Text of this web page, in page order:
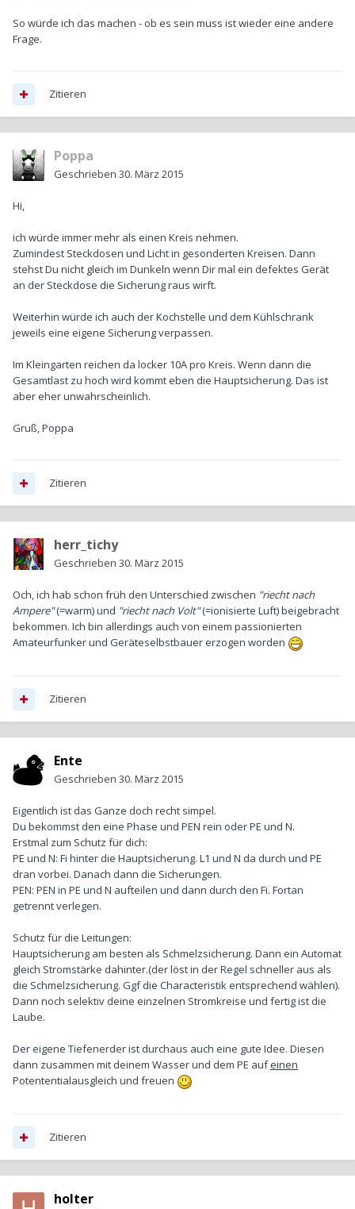
So würde ich das machen - ob es sein muss ist wieder eine andere
Frage.
Zitieren
Poppa
Geschrieben 30. März 2015
Hi,
ich würde immer mehr als einen Kreis nehmen.
Zumindest Steckdosen und Licht in gesonderten Kreisen. Dann
stehst Du nicht gleich im Dunkeln wenn Dir mal ein defektes Gerät
an der Steckdose die Sicherung raus wirft.
Weiterhin würde ich auch der Kochstelle und dem Kühlschrank
jeweils eine eigene Sicherung verpassen.
Im Kleingarten reichen da locker 10A pro Kreis. Wenn dann die
Gesamtlast zu hoch wird kommt eben die Hauptsicherung. Das ist
aber eher unwahrscheinlich.
Gruß, Poppa
Zitieren
herr_tichy
Geschrieben 30. März 2015
Och, ich hab schon früh den Unterschied zwischen "riecht nach
Ampere"(=warm) und "riecht nach Volt"(=ionisierte Luft) beigebracht
bekommen. Ich bin allerdings auch von einem passionierten
Amateurfunker und Geräteselbstbauer erzogen worden
Zitieren
Ente
Geschrieben 30. März 2015
Eigentlich ist das Ganze doch recht simpel.
Du bekommst den eine Phase und PEN rein oder PE und N.
Erstmal zum Schutz für dich:
PE und N: Fi hinter die Hauptsicherung. L1 und N da durch und PE
dran vorbei. Danach dann die Sicherungen.
PEN: PEN in PE und N aufteilen und dann durch den Fi. Fortan
getrennt verlegen.
Schutz für die Leitungen:
Hauptsicherung am besten als Schmelzsicherung. Dann ein Automat
gleich Stromstärke dahinter.(der löst in der Regel schneller aus als
die Schmelzsicherung. Ggf die Characteristik entsprechend wählen).
Dann noch selektiv deine einzelnen Stromkreise und fertig ist die
Laube.
Der eigene Tiefenerder ist durchaus auch eine gute Idee. Diesen
dann zusammen mit deinem Wasser und dem PE aufeinen
Potententialausgleich und freuen
Zitieren
holter